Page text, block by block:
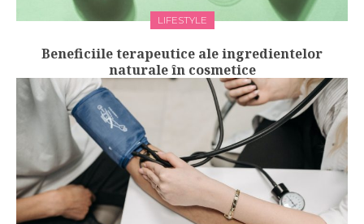
LIFESTYLE
Beneficiile terapeutice ale ingredientelor
naturale în cosmetice